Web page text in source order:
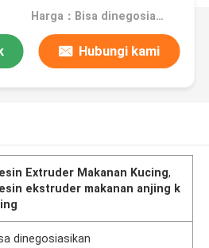
Harga：Bisa dinegosiasikan
Hubungi kami
Extruder Makanan Kucing,
ekstruder makanan anjing k
dinegosiasikan